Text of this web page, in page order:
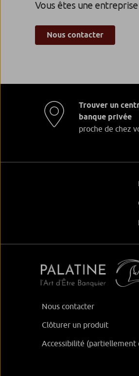
Vous êtes une entreprise
Nous contacter
Trouver un
banque privée
proche de chez
Nous contacter
Clôturer un produit
Accessibilité (partiellement